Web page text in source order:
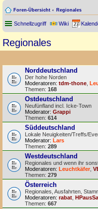
Foren-Übersicht Regionales
Schnellzugriff Wiki
Regionales
Norddeutschland
Der hohe Norden
Moderatoren: tdm-thone
Themen: 168
Ostdeutschland
Neufünfland incl. Icke-Town
Moderator: Grappi
Themen: 614
Süddeutschland
Lokale Neuigkeiten/Treffs/
Moderator: Lars
Themen: 289
Westdeutschland
Regionales und wenn ihr
Moderatoren: Leuchtkäfer
Themen: 279
Österreich
Regionales, Ausfahrten,
Moderatoren: rabat
Themen: 667